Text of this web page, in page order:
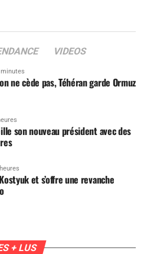
VIDEOS
minutes
ne cède pas, Téhéran garde Ormuz
son nouveau président avec des
et s’offre une revanche
+ LUS